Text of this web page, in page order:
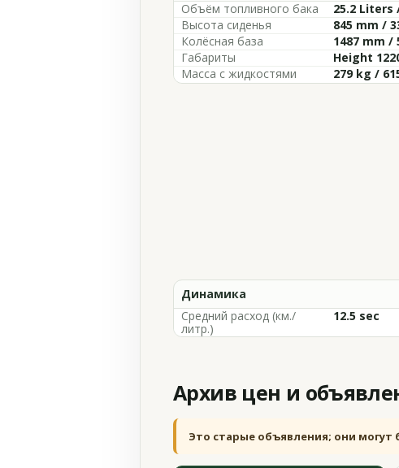
Объём топливного бака
25.2 Liters
Высота сиденья
845 mm /
Колёсная база
1487 mm /
Габариты
Height
Масса с жидкостями
279 kg /
Динамика
Средний расход (км./
литр.)
12.5 sec
Архив цен и
Это старые объявления; они